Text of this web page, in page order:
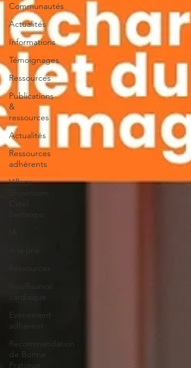
Communautés
Actualités
Informations
Témoignages
Ressources
Publications
&
ressources
Actualités
Ressources
adhérents
Village
Showroom
Santexpo
Ressources
Insuffisance
Evénement
adhérent
Recommandation
de Bonne
Pratique